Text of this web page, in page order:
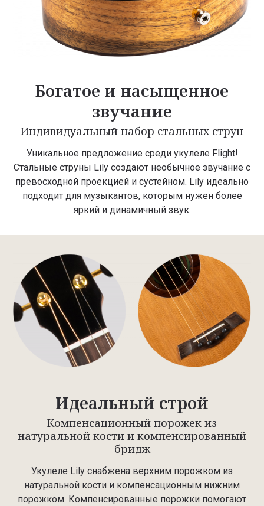
Богатое и насыщенное
звучание
Индивидуальный набор стальных струн
Уникальное предложение среди укулеле Flight!
Стальные струны Lily создают необычное звучание с
превосходной проекцией и сустейном. Lily идеально
подходит для музыкантов, которым нужен более
яркий и динамичный звук.
Идеальный строй
Компенсационный порожек из
натуральной кости и компенсированный
бридж
Укулеле Lily снабжена верхним порожком из
натуральной кости и компенсационным нижним
порожком. Компенсированные порожки помогают